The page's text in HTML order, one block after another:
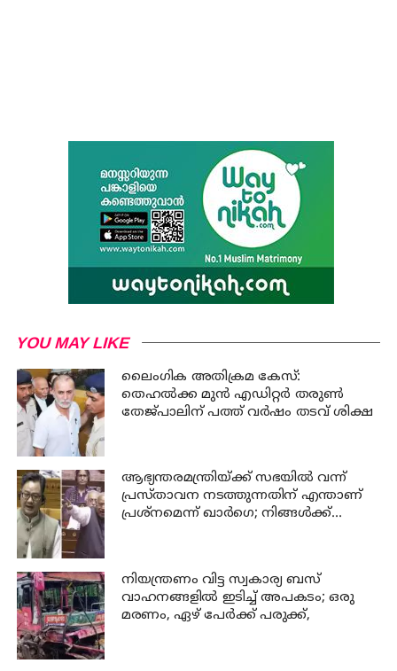
YOU MAY LIKE
ലൈംഗിക അതിക്രമ കേസ്:
തെഹൽക്ക മുൻ എഡിറ്റർ തരുൺ
തേജ്പാലിന് പത്ത് വർഷം തടവ് ശിക്ഷ
ആഭ്യന്തരമന്ത്രിയ്ക്ക് സഭയില്‍ വന്ന്
പ്രസ്താവന നടത്തുന്നതിന് എന്താണ്
പ്രശ്‌നമെന്ന് ഖാര്‍ഗെ; നിങ്ങള്‍ക്ക്
നിയന്ത്രണം വിട്ട സ്വകാര്യ ബസ്
വാഹനങ്ങളില്‍ ഇടിച്ച് അപകടം; ഒരു
മരണം, ഏഴ് പേര്‍ക്ക് പരുക്ക്,